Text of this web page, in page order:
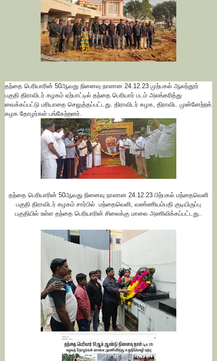
தந்தை பெரியாரின் 50ஆவது நினைவு நாளான 24.12.23 முற்பகல் ஆலந்தூர்
பகுதி திராவிடர் கழகம் ஏற்பாட்டில் தந்தை பெரியார் படம் அலங்கரித்து
வைக்கப்பட்டு மரியாதை செலுத்தப்பட்டது. திராவிடர் கழக, திராவிட முன்னேற்றக்
கழக தோழர்கள் பங்கேற்றனர்.
தந்தை பெரியாரின் 50ஆவது நினைவு நாளான 24.12.23 பிற்பகல் மந்தைவெளி
பகுதி திராவிடர் கழகம் சார்பில் மந்தைவெளி, வண்ணியம்பதி குடியிருப்பு
பகுதியில் உள்ள தந்தை பெரியாரின் சிலைக்கு மாலை அணிவிக்கப்பட்டது..